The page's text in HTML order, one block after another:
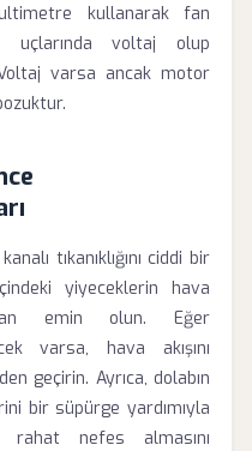
kullanarak fan
uçlarında voltaj olup
varsa ancak motor
tıkanıklığını ciddi bir
yiyeceklerin hava
emin olun. Eğer
varsa, hava akışını
geçirin. Ayrıca, dolabın
bir süpürge yardımıyla
nefes almasını